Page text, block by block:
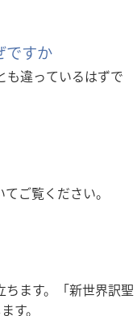
ですか
も違っているはずで
ご覧ください。
ます。「新世界訳聖
す。